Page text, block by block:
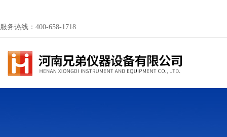
服务热线：400-658-1718